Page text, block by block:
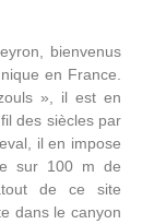
bienvenus
en France.
», il est en
des siècles par
il en impose
sur 100 m de
de ce site
dans le canyon